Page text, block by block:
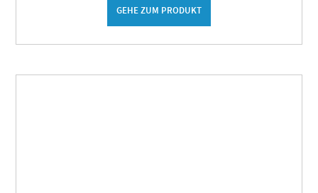
GEHE ZUM PRODUKT